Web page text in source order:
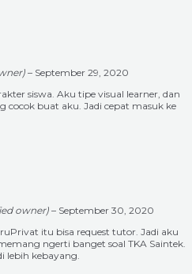
– September 29, 2020
siswa. Aku tipe visual learner, dan
cocok buat aku. Jadi cepat masuk ke
owner)– September 30, 2020
itu bisa request tutor. Jadi aku
ngerti banget soal TKA Saintek.
lebih kebayang.